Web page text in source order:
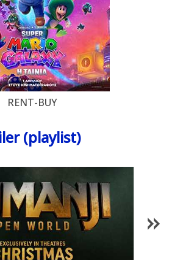
RENT-BUY
(playlist)
1/85